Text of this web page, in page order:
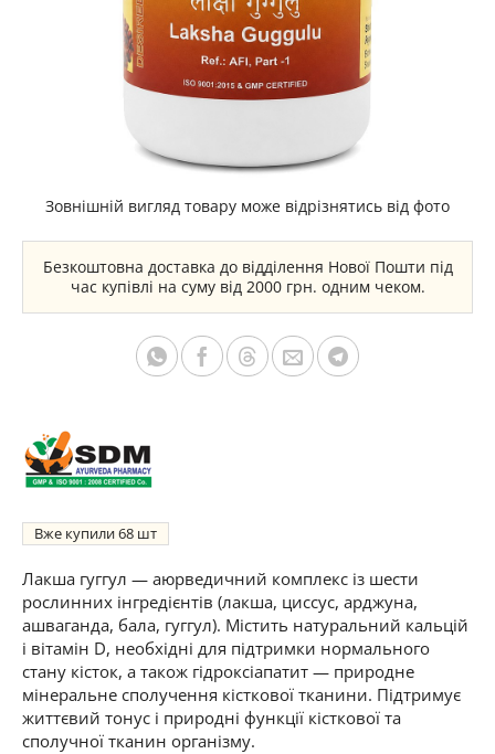
Зовнішній вигляд товару може відрізнятись від фото
Безкоштовна доставка до відділення Нової Пошти під
час купівлі на суму від 2000 грн. одним чеком.
Вже купили68
Лакша гуггул — аюрведичний комплекс із шести
рослинних інгредієнтів (лакша, циссус, арджуна,
ашваганда, бала, гуггул). Містить натуральний кальцій
і вітамін D, необхідні для підтримки нормального
стану кісток, а також гідроксіапатит — природне
мінеральне сполучення кісткової тканини. Підтримує
життєвий тонус і природні функції кісткової та
сполучної тканин організму.